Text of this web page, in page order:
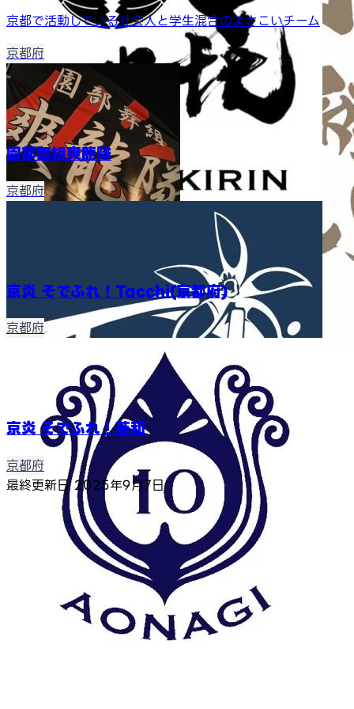
京都で活動している社会人と学生混合のよさこいチーム
京都府
園部舞組爽龍隊
京都府
京炎 そでふれ！Tacchi(京都府)
京都府
京炎 そでふれ！葵和
京都府
最終更新日2025年9月7日